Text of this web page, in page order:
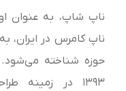
ناپ شاپ، به عنوان
ناپ کامرس در
حوزه شناخته
1393 در